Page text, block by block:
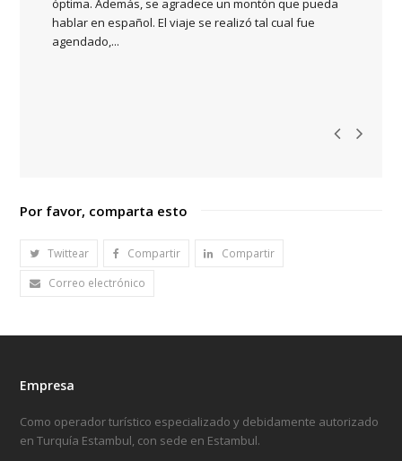
óptima. Además, se agradece un montón que pueda
hablar en español. El viaje se realizó tal cual fue
agendado,...
Por favor, comparta esto
Twittear Compartir
Compartir
Correo electrónico
Empresa
Como operador turístico especializado y debidamente autorizado
en Turquía Estambul, con sede en Estambul.